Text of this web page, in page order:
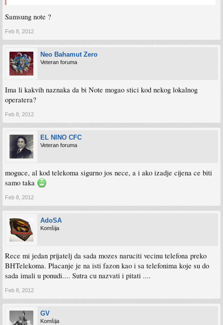
Samsung note ?
Feb 8, 2012
Neo Bahamut Zero
Veteran foruma
Ima li kakvih naznaka da bi Note mogao stici kod nekog lokalnog
operatera?
Feb 8, 2012
EL NINO CFC
Veteran foruma
moguce, al kod telekoma sigurno jos nece, a i ako izadje cijena ce biti
samo taka
Feb 8, 2012
AdoSA
Komšija
Rece mi jedan prijatelj da sada mozes naruciti vecinu telefona preko
BHTelekoma. Placanje je na isti fazon kao i sa telefonima koje su do
sada imali u ponudi.... Sutra cu nazvati i pitati ....
Feb 8, 2012
GV
Komšija